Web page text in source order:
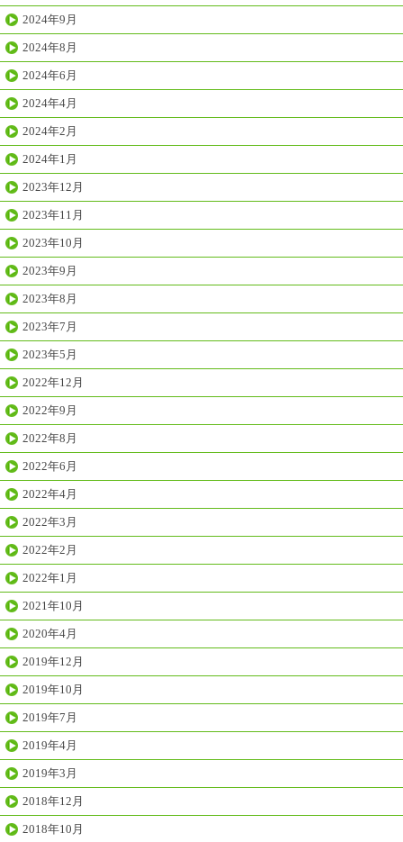
2024年9月
2024年8月
2024年6月
2024年4月
2024年2月
2024年1月
2023年12月
2023年11月
2023年10月
2023年9月
2023年8月
2023年7月
2023年5月
2022年12月
2022年9月
2022年8月
2022年6月
2022年4月
2022年3月
2022年2月
2022年1月
2021年10月
2020年4月
2019年12月
2019年10月
2019年7月
2019年4月
2019年3月
2018年12月
2018年10月